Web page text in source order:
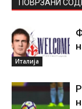
ПОВРЗАНИ
Италија